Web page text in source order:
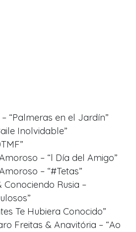
“Palmeras en el Jardín”
Inolvidable”
– “l Día del Amigo”
– “#Tetas”
Rusia –
Te Hubiera Conocido”
Freitas & Anavitória – “Ao